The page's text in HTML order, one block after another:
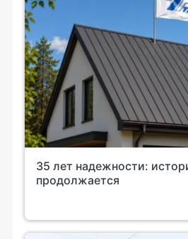
35 лет надежности:
продолжается